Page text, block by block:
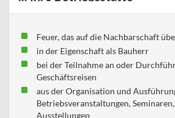
Feuer, das auf die Nachbarschaft
in der Eigenschaft als Bauherr
bei der Teilnahme an oder
Geschäftsreisen
aus der Organisation und
Betriebsveranstaltungen,
Ausstellungen